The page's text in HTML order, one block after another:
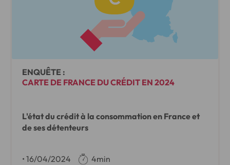
ENQUÊTE :
CARTE DE FRANCE DU CRÉDIT EN 2024
L'état du crédit à la consommation en France et
de ses détenteurs
• 16/04/2024 4min